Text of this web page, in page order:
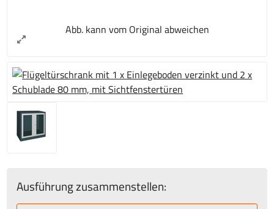
Abb. kann vom Original abweichen
Ausführung zusammenstellen: